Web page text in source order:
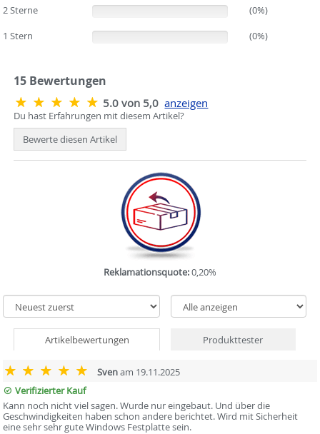
2 Sterne
(0%)
1 Stern
(0%)
15 Bewertungen
5.0 von 5,0 anzeigen
Du hast Erfahrungen mit diesem Artikel?
Bewerte diesen Artikel
Reklamationsquote:0,20%
Artikelbewertungen Produkttester
Svenam 19.11.2025
Verifizierter Kauf
Kann noch nicht viel sagen. Wurde nur eingebaut. Und über die
Geschwindigkeiten haben schon andere berichtet. Wird mit Sicherheit
eine sehr sehr gute Windows Festplatte sein.